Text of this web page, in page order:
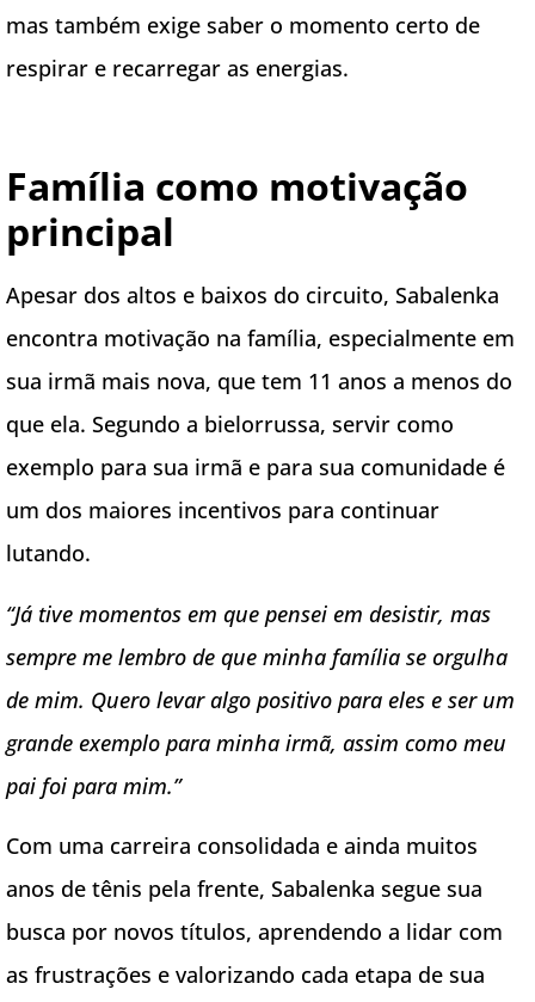
mas também exige saber o momento certo de
respirar e recarregar as energias.
Família como motivação
principal
Apesar dos altos e baixos do circuito, Sabalenka
encontra motivação na família, especialmente em
sua irmã mais nova, que tem 11 anos a menos do
que ela. Segundo a bielorrussa, servir como
exemplo para sua irmã e para sua comunidade é
um dos maiores incentivos para continuar
lutando.
“Já tive momentos em que pensei em desistir, mas
sempre me lembro de que minha família se orgulha
de mim. Quero levar algo positivo para eles e ser um
grande exemplo para minha irmã, assim como meu
pai foi para mim.”
Com uma carreira consolidada e ainda muitos
anos de tênis pela frente, Sabalenka segue sua
busca por novos títulos, aprendendo a lidar com
as frustrações e valorizando cada etapa de sua